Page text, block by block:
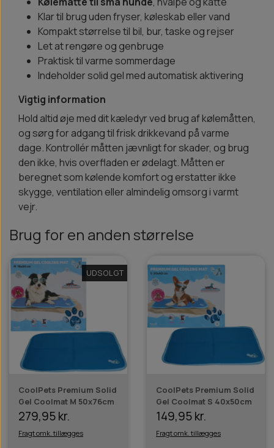
Klar til brug uden fryser, køleskab eller vand
Kompakt størrelse til bil, bur, taske og rejser
Let at rengøre og genbruge
Praktisk til varme sommerdage
Indeholder solid gel med automatisk aktivering
Vigtig information
Hold altid øje med dit kæledyr ved brug af kølemåtten,
og sørg for adgang til frisk drikkevand på varme
dage. Kontrollér måtten jævnligt for skader, og brug
den ikke, hvis overfladen er ødelagt. Måtten er
beregnet som kølende komfort og erstatter ikke
skygge, ventilation eller almindelig omsorg i varmt
vejr.
Brug for en anden størrelse
UDSOLGT
CoolPets Premium Solid
Gel Coolmat M 50x76cm
279,95 kr.
Fragt omk. tillægges
CoolPets Premium Solid
Gel Coolmat S 40x50cm
149,95 kr.
Fragt omk. tillægges